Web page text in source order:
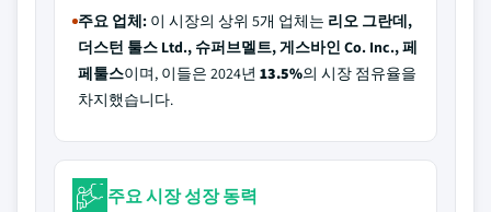
주요 업체: 이 시장의 상위 5개 업체는 리오 그란데,
더스턴 툴스 Ltd., 슈퍼브멜트, 게스바인 Co. Inc., 페
페툴스이며, 이들은 2024년 13.5%의 시장 점유율을
차지했습니다.
주요 시장 성장 동력